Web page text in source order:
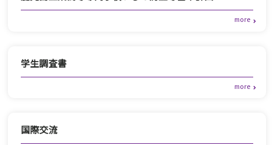
学生調査書
国際交流